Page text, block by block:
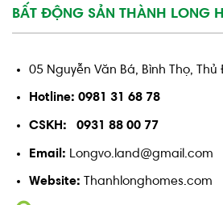
BẤT ĐỘNG SẢN THÀNH LONG
05 Nguyễn Văn Bá, Bình Thọ, Thủ
Hotline: 0981 31 68 78
CSKH: 0931 88 00 77
Email: Longvo.land@gmail.com
Website: Thanhlonghomes.com